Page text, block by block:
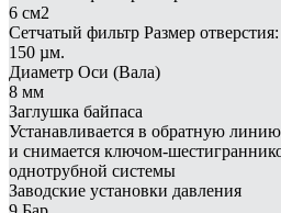
6 см2
Сетчатый фильтр Размер отверстия:
150 µм.
Диаметр Оси (Вала)
8 мм
Заглушка байпаса
Устанавливается в обратную
и снимается ключом-
однотрубной системы
Заводские установки давления